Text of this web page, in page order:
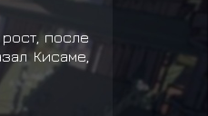
после
Кисаме,